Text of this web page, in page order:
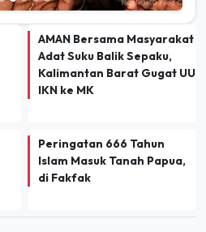
AMAN Bersama Masyarakat
Adat Suku Balik Sepaku,
Kalimantan Barat Gugat UU
IKN ke MK
di Fakfak
INDEKS